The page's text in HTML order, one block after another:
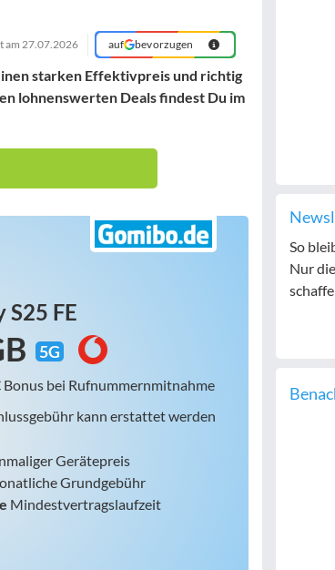
am27.07.2026 auf bevorzugen
starken Effektivpreis und richtig
lohnenswerten Deals findest Du im
S25 FE
5G
Bonus bei Rufnummernmitnahme
kann erstattet werden
Gerätepreis
Grundgebühr
Mindestvertragslaufzeit
So
Nur